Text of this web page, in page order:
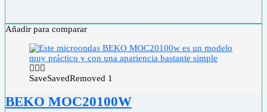
Añadir para comparar
SaveSavedRemoved 1
BEKO MOC20100W